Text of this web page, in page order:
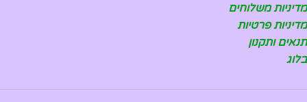
מדיניות משלוחים
מדיניות פרטיות
תנאים ותקנון
בלוג